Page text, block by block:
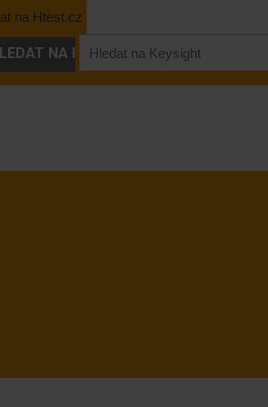
na Htest.cz